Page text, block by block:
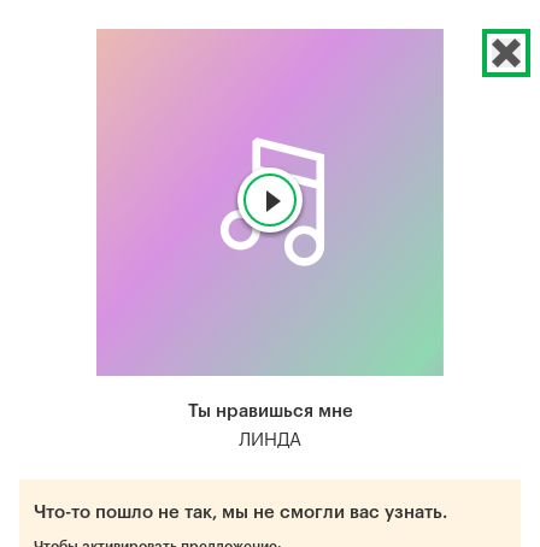
Ты нравишься мне
ЛИНДА
Что-то пошло не так, мы не смогли вас узнать.